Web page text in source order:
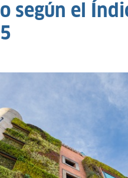
según el